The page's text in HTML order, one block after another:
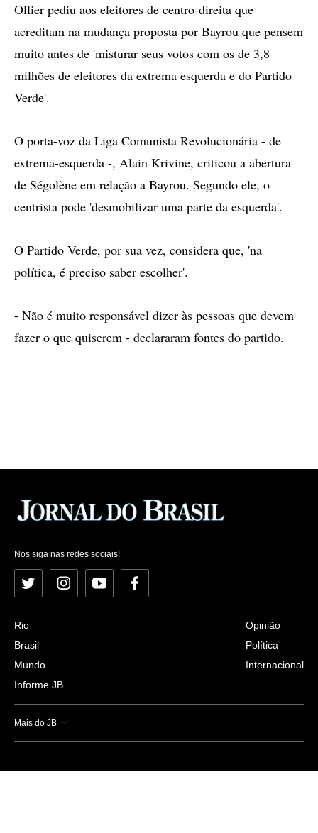
Ollier pediu aos eleitores de centro-direita que
acreditam na mudança proposta por Bayrou que pensem
muito antes de 'misturar seus votos com os de 3,8
milhões de eleitores da extrema esquerda e do Partido
Verde'.
O porta-voz da Liga Comunista Revolucionária - de
extrema-esquerda -, Alain Krivine, criticou a abertura
de Ségolène em relação a Bayrou. Segundo ele, o
centrista pode 'desmobilizar uma parte da esquerda'.
O Partido Verde, por sua vez, considera que, 'na
política, é preciso saber escolher'.
- Não é muito responsável dizer às pessoas que devem
fazer o que quiserem - declararam fontes do partido.
Nos siga nas redes sociais!
Twitter InstagramYouTubeFacebook
Rio
Brasil
Mundo
Informe JB
Opinião
Política
Internacional
Mais do JB
Esportes